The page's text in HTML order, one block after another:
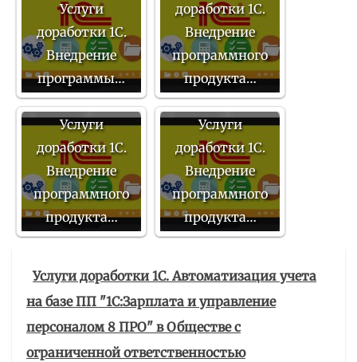
Услуги
доработки 1С.
Внедрение
программы…
доработки 1С.
Внедрение
программного
продукта…
Услуги
доработки 1С.
Внедрение
программного
продукта…
Услуги
доработки 1С.
Внедрение
программного
продукта…
Услуги доработки 1С. Автоматизация учета
на базе ПП "1С:Зарплата и управление
персоналом 8 ПРО" в Обществе с
ограниченной ответственностью